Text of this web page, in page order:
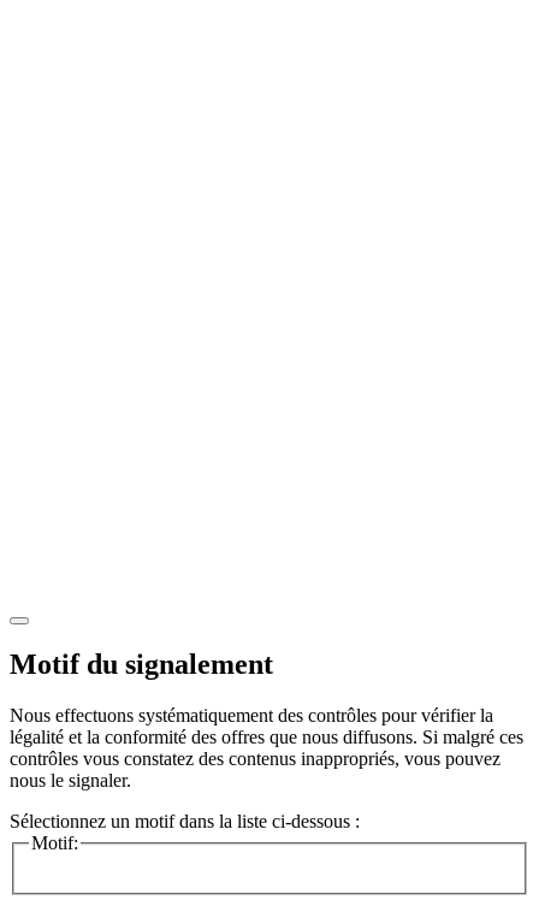
Motif du signalement
Nous effectuons systématiquement des contrôles pour vérifier la
légalité et la conformité des offres que nous diffusons. Si malgré ces
contrôles vous constatez des contenus inappropriés, vous pouvez
nous le signaler.
Sélectionnez un motif dans la liste ci-dessous :
Motif: